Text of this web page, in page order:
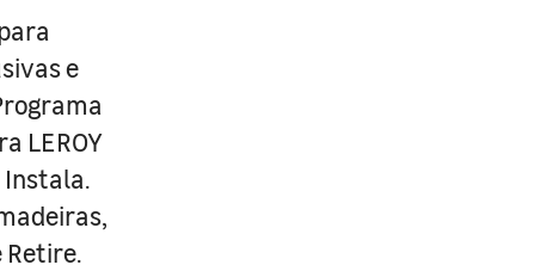
e
LEROY
Instala.
Retire.